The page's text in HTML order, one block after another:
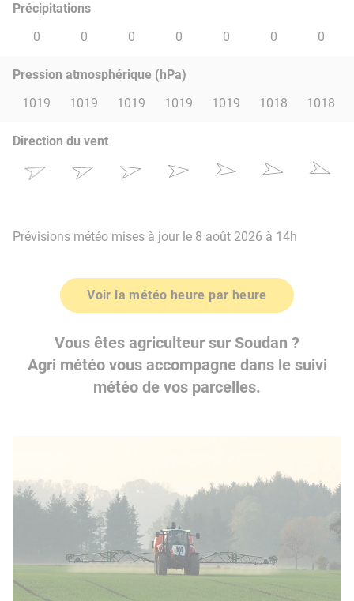
Précipitations
0
0 0 0 0 0 0
Pression atmosphérique (hPa)
1019
1019 1019 1019 1019 1018 1018
Direction du vent
Prévisions météo mises à jour le 8 août 2026 à 14h
Voir la météo heure par heure
Vous êtes agriculteur sur Soudan ?
Agri météo vous accompagne dans le suivi
météo de vos parcelles.